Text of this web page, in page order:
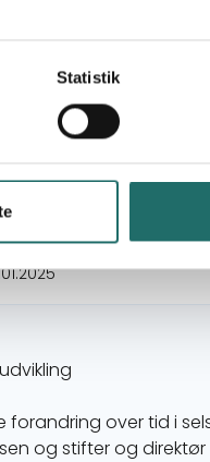
Statistik
55
forandring over tid i
og stifter og direktør